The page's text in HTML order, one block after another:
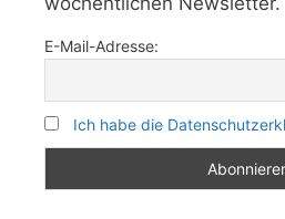
E-Mail-Adresse:
Ich habe die